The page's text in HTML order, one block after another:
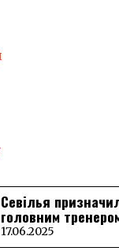
Севілья
головним
17.06.2025